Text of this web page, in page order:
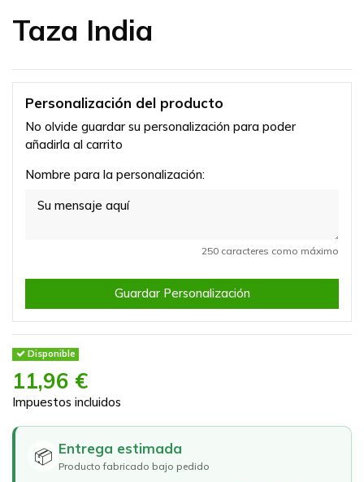
Taza India
Personalización del producto
No olvide guardar su personalización para poder
añadirla al carrito
Nombre para la personalización:
250 caracteres como máximo
Guardar Personalización
Disponible
11,96 €
Impuestos incluidos
📦 Entrega estimada
Producto fabricado bajo pedido